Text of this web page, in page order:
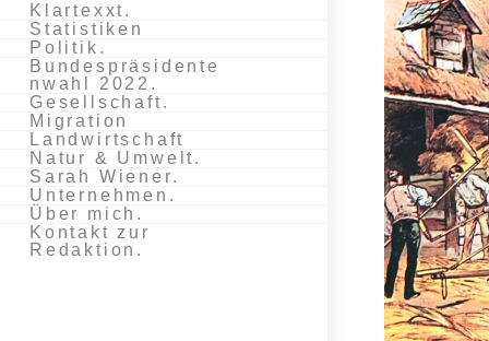
Klartexxt.
Statistiken
Politik.
Bundespräsidente
nwahl 2022.
Gesellschaft.
Migration
Landwirtschaft
Natur & Umwelt.
Sarah Wiener.
Unternehmen.
Über mich.
Kontakt zur
Redaktion.